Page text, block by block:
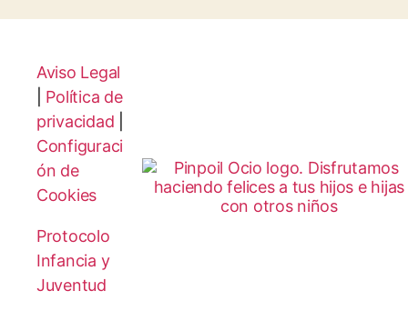
Aviso Legal
Política de
privacidad
Configuraci
ón de
Cookies
Protocolo
Infancia y
Juventud